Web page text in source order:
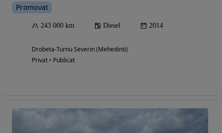
Promovat
243 000 km Diesel 2014
Drobeta-Turnu Severin (Mehedinti)
Privat • Publicat